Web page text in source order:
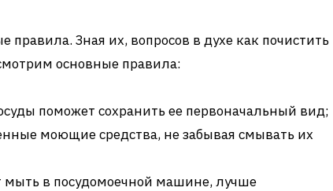
Зная их, вопросов в духе как почистить
основные правила:
поможет сохранить ее первоначальный вид;
моющие средства, не забывая смывать их
мыть в посудомоечной машине, лучше